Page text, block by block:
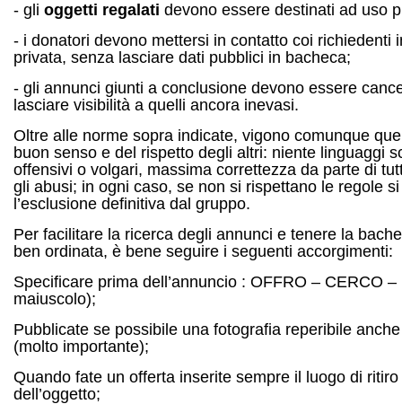
- gli oggetti regalati devono essere destinati ad uso
- i donatori devono mettersi in contatto coi richiedenti
privata, senza lasciare dati pubblici in bacheca;
- gli annunci giunti a conclusione devono essere
lasciare visibilità a quelli ancora inevasi.
Oltre alle norme sopra indicate, vigono comunque
buon senso e del rispetto degli altri: niente linguaggi
offensivi o volgari, massima correttezza da parte di
gli abusi; in ogni caso, se non si rispettano le regole
l’esclusione definitiva dal gruppo.
Per facilitare la ricerca degli annunci e tenere la
ben ordinata, è bene seguire i seguenti accorgimenti:
Specificare prima dell’annuncio : OFFRO – CERCO –
maiuscolo);
Pubblicate se possibile una fotografia reperibile
(molto importante);
Quando fate un offerta inserite sempre il luogo di ritiro
dell’oggetto;